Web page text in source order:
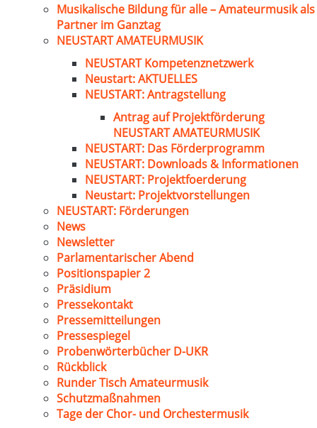
Musikalische Bildung für alle – Amateurmusik als
Partner im Ganztag
NEUSTART AMATEURMUSIK
NEUSTART Kompetenznetzwerk
Neustart: AKTUELLES
NEUSTART: Antragstellung
Antrag auf Projektförderung
NEUSTART AMATEURMUSIK
NEUSTART: Das Förderprogramm
NEUSTART: Downloads & Informationen
NEUSTART: Projektfoerderung
Neustart: Projektvorstellungen
NEUSTART: Förderungen
News
Newsletter
Parlamentarischer Abend
Positionspapier 2
Präsidium
Pressekontakt
Pressemitteilungen
Pressespiegel
Probenwörterbücher D-UKR
Rückblick
Runder Tisch Amateurmusik
Schutzmaßnahmen
Tage der Chor- und Orchestermusik